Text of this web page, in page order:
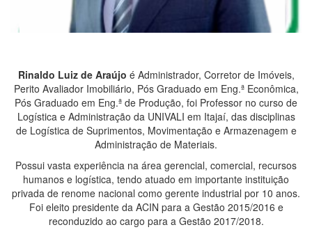
Rinaldo Luiz de Araújo é Administrador, Corretor de Imóveis,
Perito Avaliador Imobiliário, Pós Graduado em Eng.ª Econômica,
Pós Graduado em Eng.ª de Produção, foi Professor no curso de
Logística e Administração da UNIVALI em Itajaí, das disciplinas
de Logística de Suprimentos, Movimentação e Armazenagem e
Administração de Materiais.
Possui vasta experiência na área gerencial, comercial, recursos
humanos e logística, tendo atuado em importante instituição
privada de renome nacional como gerente industrial por 10 anos.
Foi eleito presidente da ACIN para a Gestão 2015/2016 e
reconduzido ao cargo para a Gestão 2017/2018.